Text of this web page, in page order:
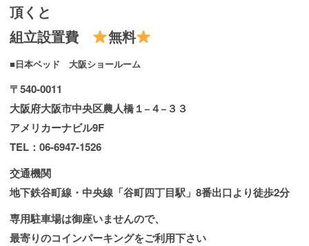
頂くと
組立設置費
無料
■日本ベッド 大阪ショールーム
〒540-0011
大阪府大阪市中央区農人橋１−４−３３
アメリカーナビル9F
TEL：06-6947-1526
交通機関
地下鉄谷町線・中央線「谷町四丁目駅」8番出口より徒歩2分
専用駐車場は御座いませんので、
最寄りのコインパーキングをご利用下さい